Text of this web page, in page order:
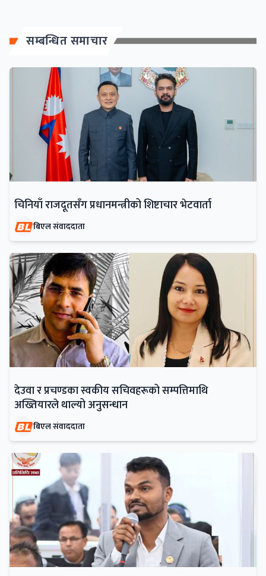
सम्बन्धित समाचार
चिनियाँ राजदूतसँग प्रधानमन्त्रीको शिष्टाचार भेटवार्ता
बिएल संवाददाता
देउवा र प्रचण्डका स्वकीय सचिवहरूको सम्पत्तिमाथि
अख्तियारले थाल्यो अनुसन्धान
बिएल संवाददाता